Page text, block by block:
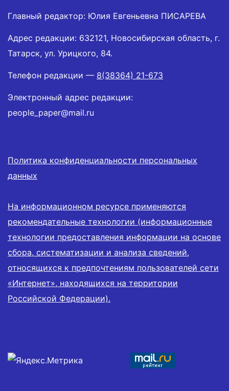
Главный редактор: Юлия Евгеньевна ПИСАРЕВА
Адрес редакции: 632121, Новосибирская область, г.
Татарск, ул. Урицкого, 84.
Телефон редакции — 8(38364) 21-673
Электронный адрес редакции:
people_paper@mail.ru
Политика конфиденциальности персональных
данных
На информационном ресурсе применяются
рекомендательные технологии (информационные
технологии предоставления информации на основе
сбора, систематизации и анализа сведений,
относящихся к предпочтениям пользователей сети
«Интернет», находящихся на территории
Российской Федерации).